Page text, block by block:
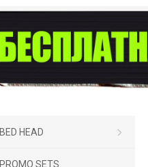
BED HEAD
PROMO SETS